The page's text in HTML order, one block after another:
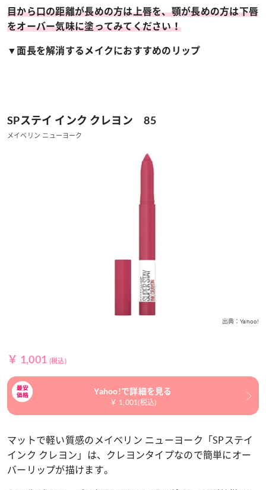
目から口の距離が長めの方は上唇を、顎が長めの方は下唇
をオーバー気味に塗ってみてください！
▼面長を解消するメイクにおすすめのリップ
SPステイ インク クレヨン 85
メイベリン ニューヨーク
出典：Yahoo!
￥ 1,001 (税込)
Yahoo!で詳細を見る
￥ 1,001(税込)
マットで軽い質感のメイベリン ニューヨーク「SPステイ
インク クレヨン」は、クレヨンタイプなので簡単にオー
バーリップが描けます。